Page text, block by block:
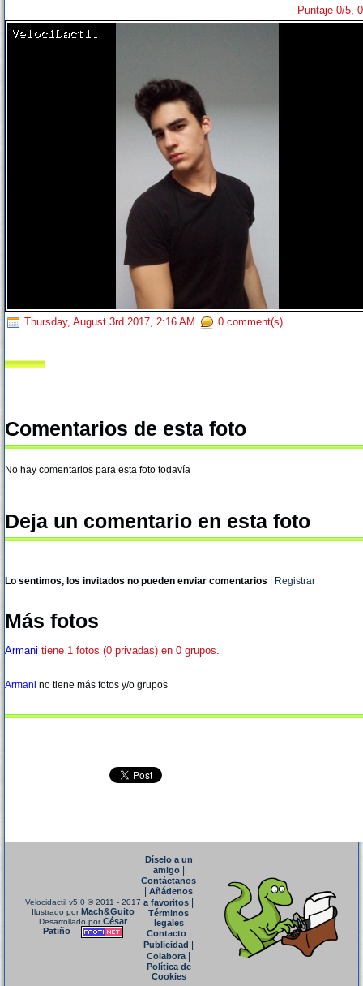
Puntaje 0/5,
Thursday, August 3rd 2017, 2:16 AM 0 comment(s)
Comentarios de esta foto
No hay comentarios para esta foto todavía
Deja un comentario en esta foto
Lo sentimos, los invitados no pueden enviar comentarios Registrar
Más fotos
Armani tiene 1 fotos (0 privadas) en 0 grupos.
Armani no tiene más fotos y/o grupos
Velocidactil v5.0 © 2011 - 2017
Ilustrado porMach&Guito
Desarrollado porCésar
Patiño
Díselo a un
amigo|
Contáctanos
Añádenos
a favoritos
Términos
legales
Contacto|
Publicidad
Colabora|
Política de
Cookies